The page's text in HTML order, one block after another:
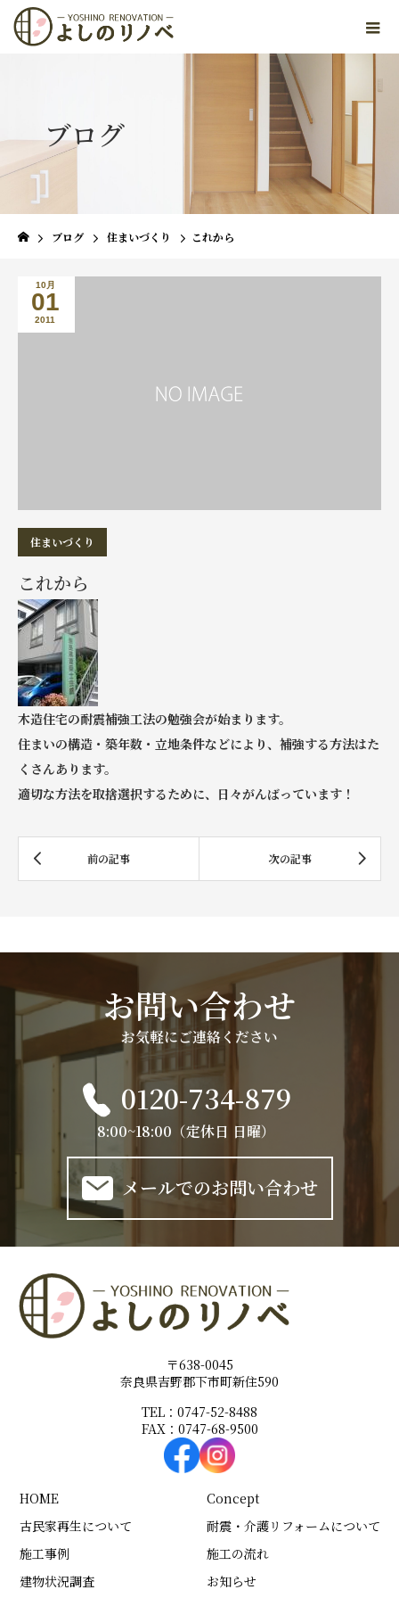
ブログ
ブログ 住まいづくり これから
10月
01
2011
住まいづくり
これから
木造住宅の耐震補強工法の勉強会が始まります。
住まいの構造・築年数・立地条件などにより、補強する方法はた
くさんあります。
適切な方法を取捨選択するために、日々がんばっています！
お問い合わせ
お気軽にご連絡ください
0120-734-879
8:00~18:00（定休日 日曜）
メールでのお問い合わせ
〒638-0045
奈良県吉野郡下市町新住590
TEL：0747-52-8488
FAX：0747-68-9500
HOME
Concept
古民家再生について
耐震・介護リフォームについて
施工事例
施工の流れ
建物状況調査
お知らせ